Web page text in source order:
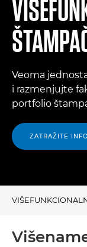
Veoma
i razmenjujte
portfolio
ZATRAŽITE
VIŠENAMENSKI